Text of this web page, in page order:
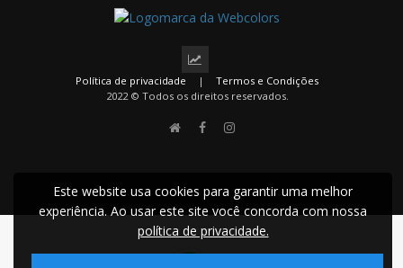
Política de privacidade |
Termos e Condições
2022 © Todos os direitos reservados.
Este website usa cookies para garantir uma melhor
experiência. Ao usar este site você concorda com nossa
política de privacidade.